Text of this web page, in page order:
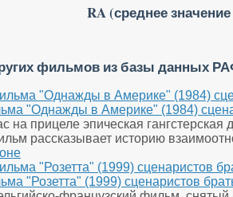
RA (среднее
фильмов из базы данных
"Однажды в Америке" (1984)
на прицеле эпическая
рассказывает историю
"Розетта" (1999) сценаристов